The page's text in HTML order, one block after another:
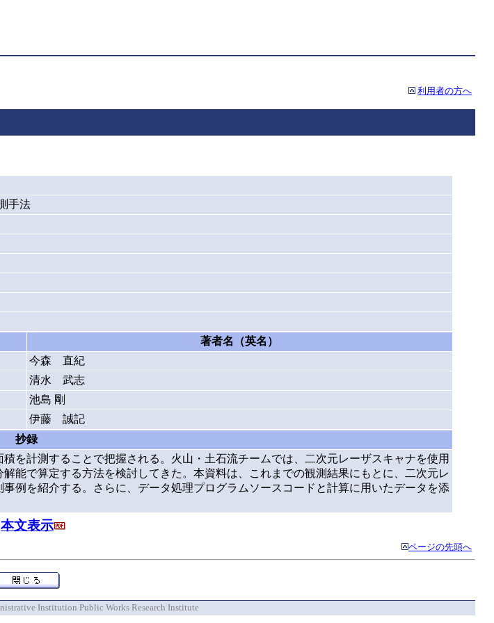
利用者の方へ
手法
著者名（英名）
今森 直紀
清水 武志
池島 剛
伊藤 誠記
抄録
を計測することで把握される。火山・土石流チームでは、二次元レーザスキャナを使用
能で算定する方法を検討してきた。本資料は、これまでの観測結果にもとに、二次元レ
例を紹介する。さらに、データ処理プログラムソースコードと計算に用いたデータを添
本文表示
ページの先頭へ
Institution Public Works Research Institute